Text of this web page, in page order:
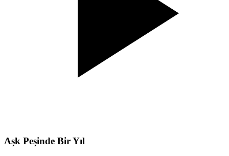
Aşk Peşinde Bir Yıl